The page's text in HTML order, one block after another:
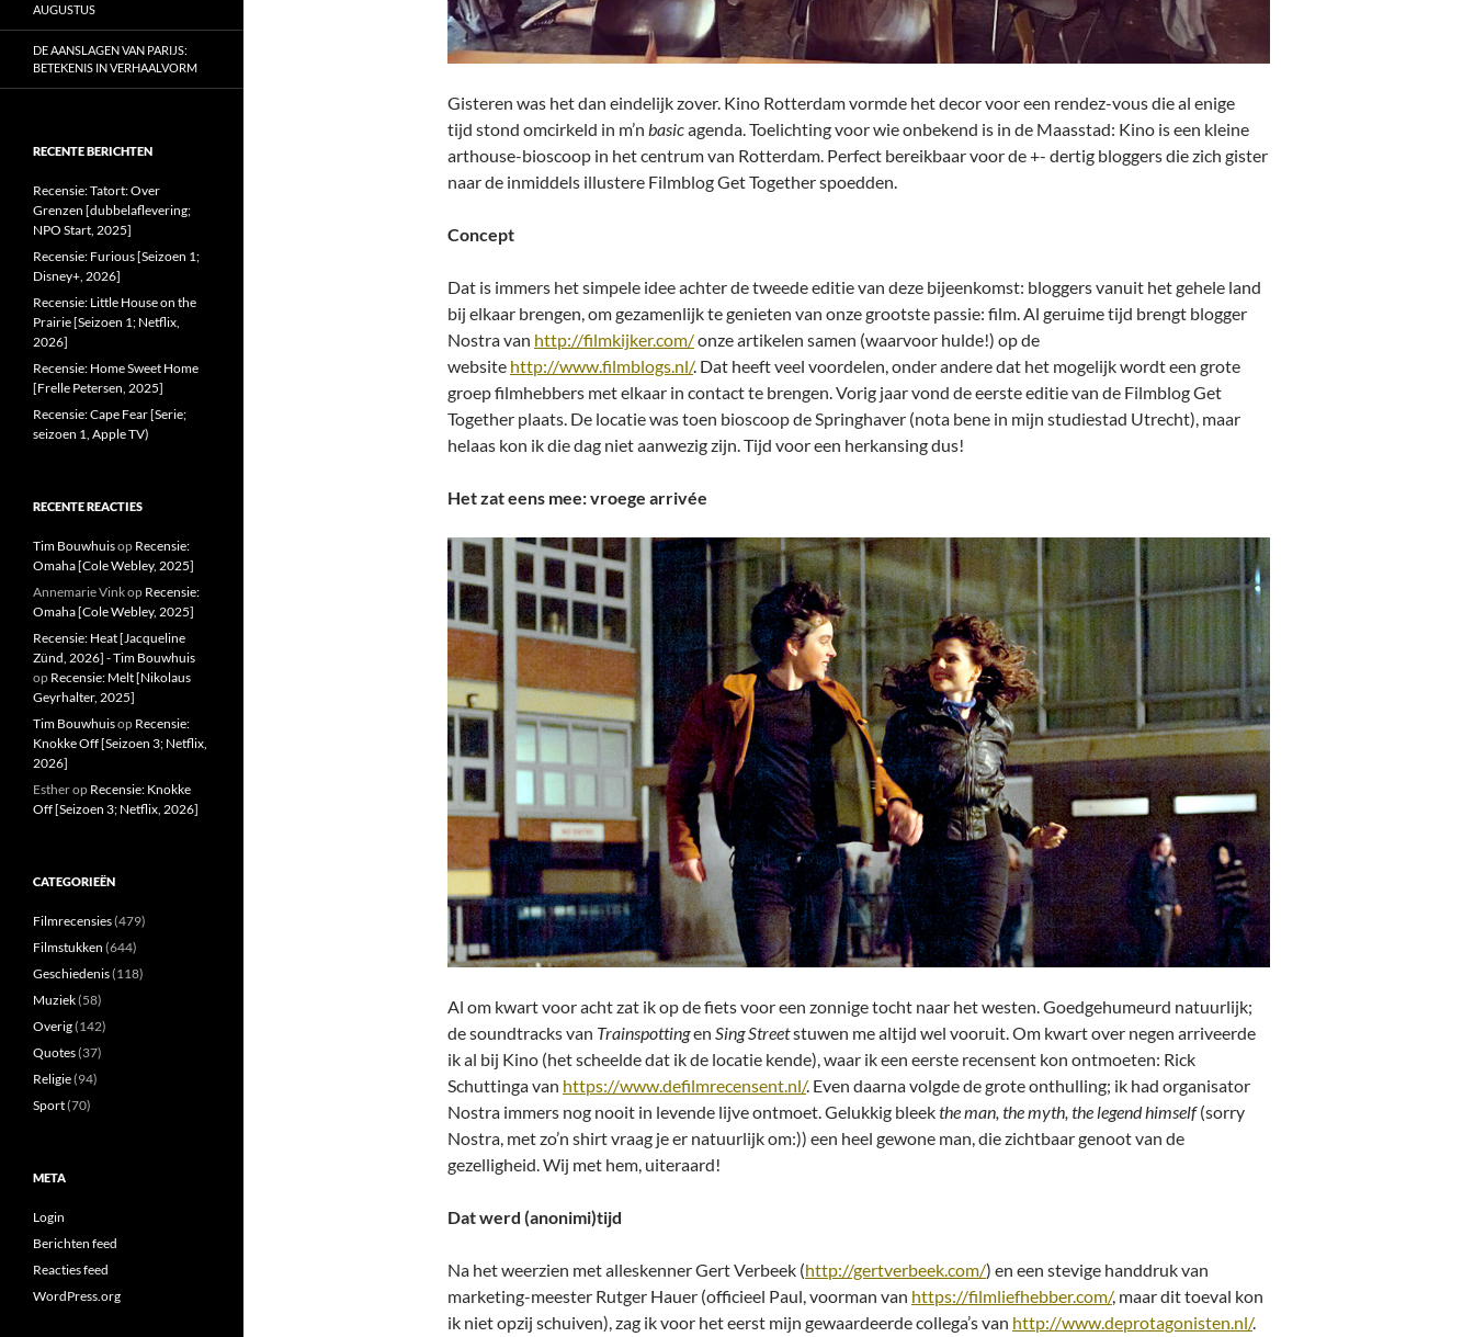
Gisteren was het dan eindelijk zover. Kino Rotterdam vormde het decor voor een rendez-vous die al enige
tijd stond omcirkeld in m’n basicagenda. Toelichting voor wie onbekend is in de Maasstad: Kino is een kleine
arthouse-bioscoop in het centrum van Rotterdam. Perfect bereikbaar voor de +- dertig bloggers die zich gister
naar de inmiddels illustere Filmblog Get Together spoedden.
Concept
Dat is immers het simpele idee achter de tweede editie van deze bijeenkomst: bloggers vanuit het gehele land
bij elkaar brengen, om gezamenlijk te genieten van onze grootste passie: film. Al geruime tijd brengt blogger
Nostra van http://filmkijker.com/onze artikelen samen (waarvoor hulde!) op de
website http://www.filmblogs.nl/. Dat heeft veel voordelen, onder andere dat het mogelijk wordt een grote
groep filmhebbers met elkaar in contact te brengen. Vorig jaar vond de eerste editie van de Filmblog Get
Together plaats. De locatie was toen bioscoop de Springhaver (nota bene in mijn studiestad Utrecht), maar
helaas kon ik die dag niet aanwezig zijn. Tijd voor een herkansing dus!
Het zat eens mee: vroege arrivée
Al om kwart voor acht zat ik op de fiets voor een zonnige tocht naar het westen. Goedgehumeurd natuurlijk;
de soundtracks van Trainspottingen Sing Streetstuwen me altijd wel vooruit. Om kwart over negen arriveerde
ik al bij Kino (het scheelde dat ik de locatie kende), waar ik een eerste recensent kon ontmoeten: Rick
Schuttinga van https://www.defilmrecensent.nl/. Even daarna volgde de grote onthulling; ik had organisator
Nostra immers nog nooit in levende lijve ontmoet. Gelukkig bleekthe man, the myth, the legendhimself(sorry
Nostra, met zo’n shirt vraag je er natuurlijk om:)) een heel gewone man, die zichtbaar genoot van de
gezelligheid. Wij met hem, uiteraard!
Dat werd (anonimi)tijd
Na het weerzien met alleskenner Gert Verbeek (http://gertverbeek.com/) en een stevige handdruk van
marketing-meester Rutger Hauer (officieel Paul, voorman van https://filmliefhebber.com/, maar dit toeval kon
ik niet opzij schuiven), zag ik voor het eerst mijn gewaardeerde collega’s van http://www.deprotagonisten.nl/.
AUGUSTUS
DE AANSLAGEN VAN PARIJS:
BETEKENIS IN VERHAALVORM
RECENTE BERICHTEN
Recensie: Tatort: Over
Grenzen [dubbelaflevering;
NPO Start, 2025]
Recensie: Furious [Seizoen 1;
Disney+, 2026]
Recensie: Little House on the
Prairie [Seizoen 1; Netflix,
2026]
Recensie: Home Sweet Home
[Frelle Petersen, 2025]
Recensie: Cape Fear [Serie;
seizoen 1, Apple TV)
RECENTE REACTIES
Tim Bouwhuisop Recensie:
Omaha [Cole Webley, 2025]
Annemarie Vinkop Recensie:
Omaha [Cole Webley, 2025]
Recensie: Heat [Jacqueline
Zünd, 2026] - Tim Bouwhuis
op Recensie: Melt [Nikolaus
Geyrhalter, 2025]
Tim Bouwhuisop Recensie:
Knokke Off [Seizoen 3; Netflix,
2026]
Estherop Recensie: Knokke
Off [Seizoen 3; Netflix, 2026]
CATEGORIEËN
Filmrecensies(479)
Filmstukken (644)
Geschiedenis(118)
Muziek(58)
Overig(142)
Quotes(37)
Religie(94)
Sport(70)
META
Login
Berichten feed
Reacties feed
WordPress.org